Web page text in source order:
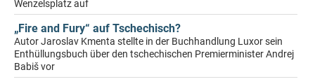
Wenzelsplatz auf
„Fire and Fury“ auf Tschechisch?
Autor Jaroslav Kmenta stellte in der Buchhandlung Luxor sein
Enthüllungsbuch über den tschechischen Premierminister Andrej
Babiš vor